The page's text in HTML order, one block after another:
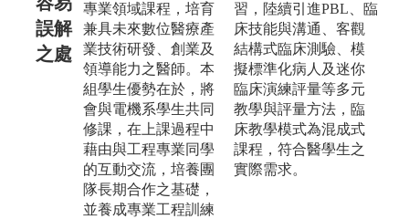
誤解
之處
專業領域課程，培育
兼具未來數位醫療產
業技術研發、創業及
領導能力之醫師。本
組學生優勢在於，將
會與電機系學生共同
修課，在上課過程中
藉由與工程專業同學
的互動交流，培養團
隊長期合作之基礎，
並養成專業工程訓練
習，陸續引進PBL、臨
床技能與溝通、客觀
結構式臨床測驗、模
擬標準化病人及迷你
臨床演練評量等多元
教學與評量方法，臨
床教學模式為混成式
課程，符合醫學生之
實際需求。